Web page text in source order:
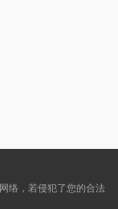
络，若侵犯了您的合法